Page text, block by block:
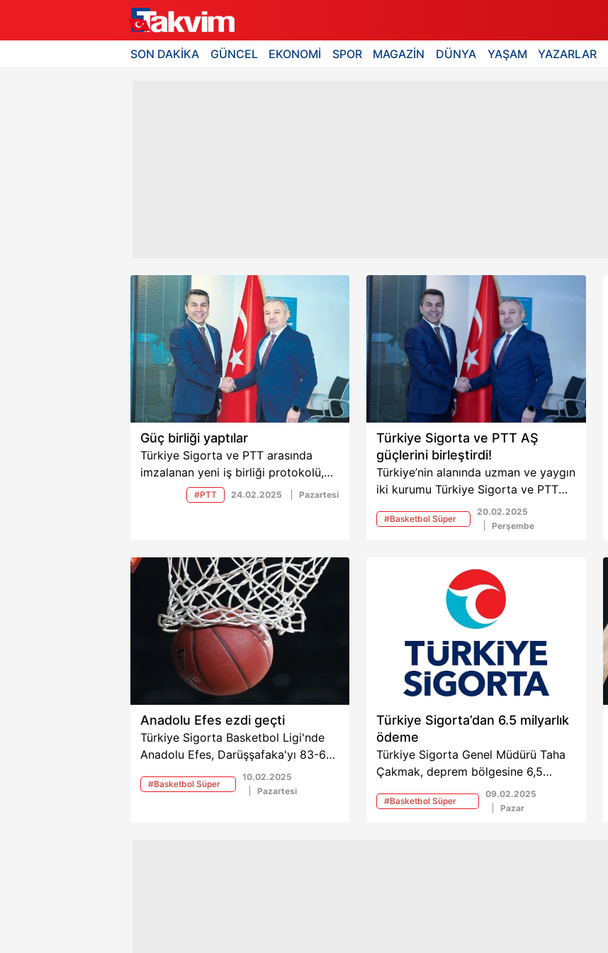
SON DAKİKA GÜNCEL EKONOMİ SPOR MAGAZİN DÜNYA YAŞAM YAZARLAR
Güç birliği yaptılar
Türkiye Sigorta ve PTT arasında
imzalanan yeni iş birliği protokolü,
sigorta hizmetlerinin PTT'nin geniş
şube ağı aracılığıyla daha erişilebilir
#PTT 24.02.2025 Pazartesi
Türkiye Sigorta ve PTT AŞ
güçlerini birleştirdi!
Türkiye’nin alanında uzman ve yaygın
iki kurumu Türkiye Sigorta ve PTT
AŞ, sigortacılık alanında önemli bir iş
birliğine imza attı. Yapılan bu
hizmetlerinin yaygınlaştırılması ve
daha geniş bir müşteri kitlesine
ulaşılması hedefleniyor.
#Basketbol Süper
20.02.2025
Perşembe
Anadolu Efes ezdi geçti
Türkiye Sigorta Basketbol Ligi'nde
Anadolu Efes, Darüşşafaka'yı 83-67
mağlup ederek önemli bir galibiyet
aldı.
#Basketbol Süper
10.02.2025
Pazartesi
Türkiye Sigorta’dan 6.5 milyarlık
ödeme
Türkiye Sigorta Genel Müdürü Taha
Çakmak, deprem bölgesine 6,5
milyar lira hasar ödemesi yapıldığını
ve hayat sigortası branşında 378,3
#Basketbol Süper
09.02.2025
Pazar